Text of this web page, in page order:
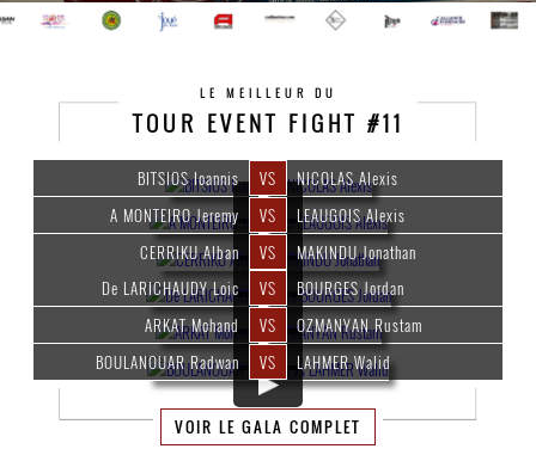
LE MEILLEUR DU
TOUR EVENT FIGHT #11
BITSIOS Ioannis VS
NICOLAS Alexis
A MONTEIRO Jeremy
VS
LEAUGOIS Alexis
CERRIKU Alban
VS
MAKINDU Jonathan
De LARICHAUDY Loic
VS
BOURGES Jordan
ARKAT Mohand
VS
OZMANYAN Rustam
BOULANOUAR Radwan
VS LAHMER Walid
VOIR LE GALA COMPLET